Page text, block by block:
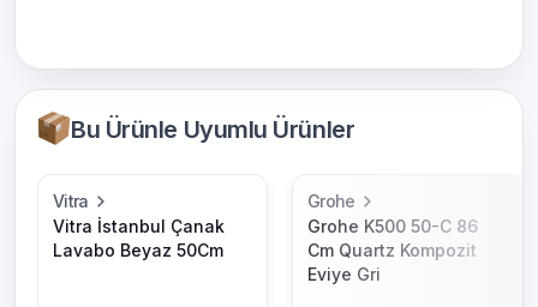
Bu Ürünle Uyumlu Ürünler
Vitra
Vitra İstanbul Çanak
Lavabo Beyaz 50Cm
Grohe
Grohe K500 50-C 86
Cm Quartz Kompozit
Eviye Gri